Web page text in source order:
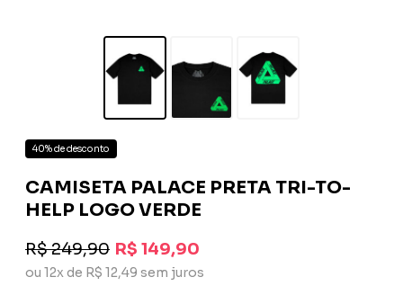
40% de desconto
CAMISETA PALACE PRETA TRI-TO-
HELP LOGO VERDE
R$ 249,90 R$ 149,90
ou 12x de R$ 12,49 sem juros